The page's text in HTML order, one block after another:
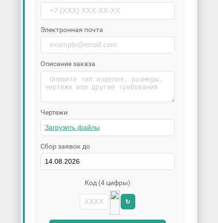
Электронная почта
Описание заказа
Чертежи
Сбор заявок до
Код (4 цифры)
↻